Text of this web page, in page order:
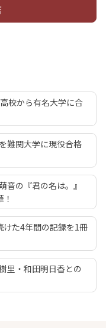
校から有名大学に合
難関大学に現役合格
音の『君の名は。』
た4年間の記録を1冊
里・和田明日香との